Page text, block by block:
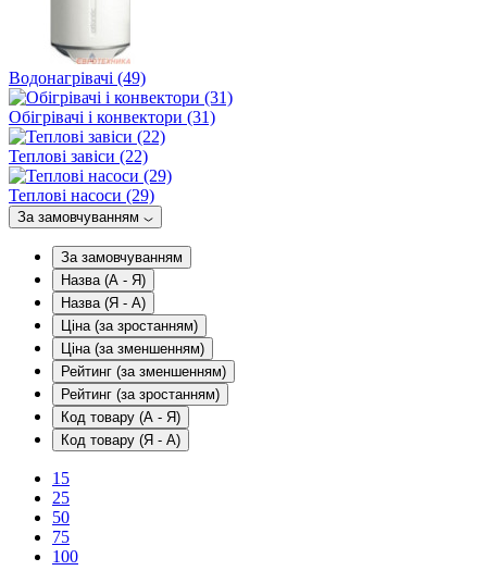
Водонагрівачі (49)
Обігрівачі і конвектори (31)
Теплові завіси (22)
Теплові насоси (29)
За замовчуванням
За замовчуванням
Назва (А - Я)
Назва (Я - А)
Ціна (за зростанням)
Ціна (за зменшенням)
Рейтинг (за зменшенням)
Рейтинг (за зростанням)
Код товару (А - Я)
Код товару (Я - А)
15
25
50
75
100